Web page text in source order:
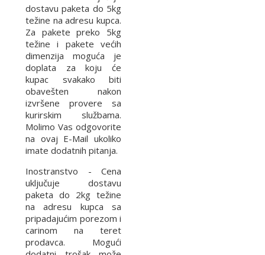
dostavu paketa do 5kg
težine na adresu kupca.
Za pakete preko 5kg
težine i pakete većih
dimenzija moguća je
doplata za koju će
kupac svakako biti
obavešten nakon
izvršene provere sa
kurirskim službama.
Molimo Vas odgovorite
na ovaj E-Mail ukoliko
imate dodatnih pitanja.
Inostranstvo - Cena
uključuje dostavu
paketa do 2kg težine
na adresu kupca sa
pripadajućim porezom i
carinom na teret
prodavca. Mogući